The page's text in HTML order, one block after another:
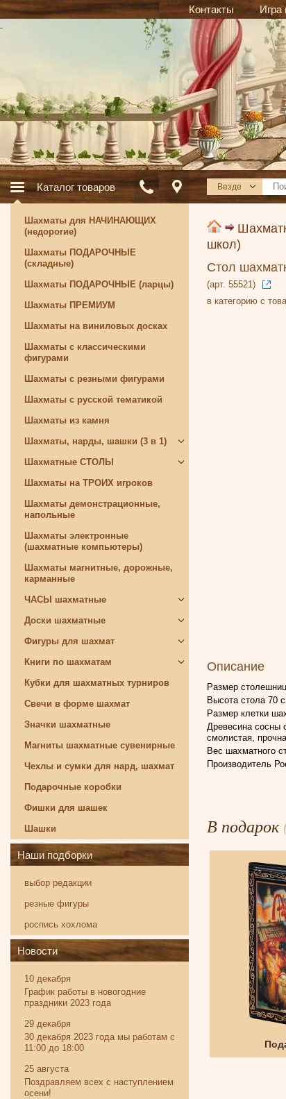
Контакты Игра
Каталог товаров Везде
школ)
Стол
(арт. 55521)
в категорию с
Описание
Размер
Высота стола 70
Размер клетки
Древесина сосны
смолистая,
Вес шахматного
Производитель
В подарок
Твистер
Шахматы для НАЧИНАЮЩИХ
(недорогие)
Шахматы ПОДАРОЧНЫЕ
(складные)
Шахматы ПОДАРОЧНЫЕ (ларцы)
Шахматы ПРЕМИУМ
Шахматы на виниловых досках
Шахматы с классическими
фигурами
Шахматы с резными фигурами
Шахматы с русской тематикой
Шахматы из камня
Шахматы, нарды, шашки (3 в 1)
Шахматные СТОЛЫ
Шахматы на ТРОИХ игроков
Шахматы демонстрационные,
напольные
Шахматы электронные
(шахматные компьютеры)
Шахматы магнитные, дорожные,
карманные
ЧАСЫ шахматные
Доски шахматные
Фигуры для шахмат
Книги по шахматам
Кубки для шахматных турниров
Свечи в форме шахмат
Значки шахматные
Магниты шахматные сувенирные
Чехлы и сумки для нард, шахмат
Подарочные коробки
Фишки для шашек
Шашки
Наши подборки
выбор редакции
резные фигуры
роспись хохлома
Новости
10 декабря
График работы в новогодние
праздники 2023 года
29 декабря
30 декабря 2023 года мы работам с
11:00 до 18:00
25 августа
Поздравляем всех с наступлением
осени!